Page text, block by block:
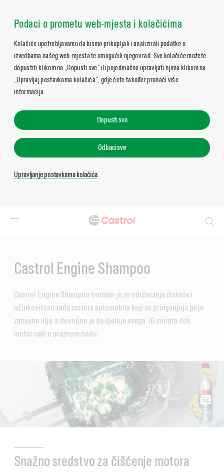
Podaci o prometu web-mjesta i kolačićima
Kolačiće upotrebljavamo da bismo prikupljali i analizirali podatke o
izvedbama našeg web-mjesta te omogućili njegov rad. Sve kolačiće možete
dopustiti klikom na „Dopusti sve” ili pojedinačno upravljati njima klikom na
„Upravljaj postavkama kolačića”, gdje ćete također pronaći više
informacija.
Dopusti sve
Odbaci sve
Upravljanje postavkama kolačića
Castrol Engine Shampoo
Castrol Engine Shampoo tretman je za održavanje čistoće i
učinkovitosti rada motora automobila koji se primjenjuje prije
zamjene ulja, a dovoljno je da djeluje svega 10 minuta dok
motor radi u praznom hodu.
Snažno sredstvo za čišćenje motora